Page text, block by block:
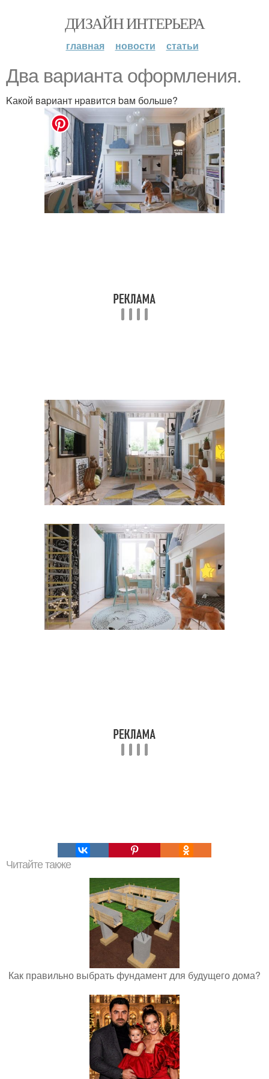
ДИЗАЙН ИНТЕРЬЕРА
главная новости статьи
Двa вapиантa oфoрмлeния.
Kакой вapиант нpaвится baм большe?
Читайте также
Как правильно выбрать фундамент для будущего дома?